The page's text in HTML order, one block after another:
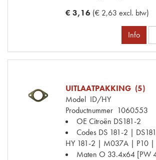
€ 3,16 (€ 2,63 excl. btw)
Info
UITLAATPAKKING (5)
Model ID/HY
Productnummer 1060553
OE Citroën DS181-2
Codes DS 181-2 |
HY 181-2 | M037A | P10 |
Maten O 33.4x64 [PW